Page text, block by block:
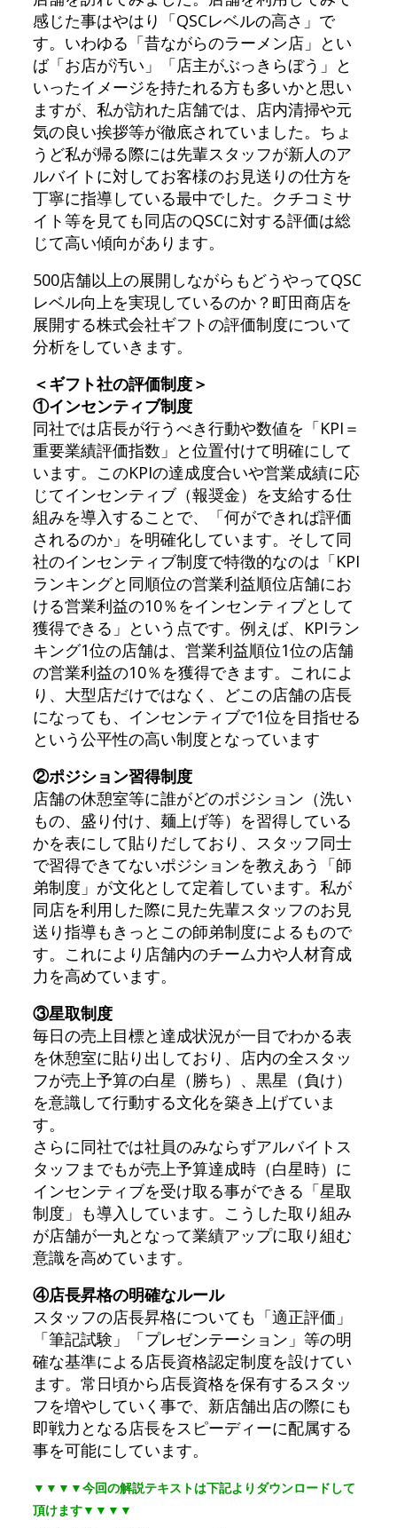
感じた事はやはり「QSCレベルの高さ」で
す。いわゆる「昔ながらのラーメン店」とい
ば「お店が汚い」「店主がぶっきらぼう」と
いったイメージを持たれる方も多いかと思い
ますが、私が訪れた店舗では、店内清掃や元
気の良い挨拶等が徹底されていました。ちょ
うど私が帰る際には先輩スタッフが新人のア
ルバイトに対してお客様のお見送りの仕方を
丁寧に指導している最中でした。クチコミサ
イト等を見ても同店のQSCに対する評価は総
じて高い傾向があります。
500店舗以上の展開しながらもどうやってQSC
レベル向上を実現しているのか？町田商店を
展開する株式会社ギフトの評価制度について
分析をしていきます。
＜ギフト社の評価制度＞
①インセンティブ制度
同社では店長が行うべき行動や数値を「KPI＝
重要業績評価指数」と位置付けて明確にして
います。このKPIの達成度合いや営業成績に応
じてインセンティブ（報奨金）を支給する仕
組みを導入することで、「何ができれば評価
されるのか」を明確化しています。そして同
社のインセンティブ制度で特徴的なのは「KPI
ランキングと同順位の営業利益順位店舗にお
ける営業利益の10％をインセンティブとして
獲得できる」という点です。例えば、KPIラン
キング1位の店舗は、営業利益順位1位の店舗
の営業利益の10％を獲得できます。これによ
り、大型店だけではなく、どこの店舗の店長
になっても、インセンティブで1位を目指せる
という公平性の高い制度となっています
②ポジション習得制度
店舗の休憩室等に誰がどのポジション（洗い
もの、盛り付け、麺上げ等）を習得している
かを表にして貼りだしており、スタッフ同士
で習得できてないポジションを教えあう「師
弟制度」が文化として定着しています。私が
同店を利用した際に見た先輩スタッフのお見
送り指導もきっとこの師弟制度によるもので
す。これにより店舗内のチーム力や人材育成
力を高めています。
③星取制度
毎日の売上目標と達成状況が一目でわかる表
を休憩室に貼り出しており、店内の全スタッ
フが売上予算の白星（勝ち）、黒星（負け）
を意識して行動する文化を築き上げていま
す。
さらに同社では社員のみならずアルバイトス
タッフまでもが売上予算達成時（白星時）に
インセンティブを受け取る事ができる「星取
制度」も導入しています。こうした取り組み
が店舗が一丸となって業績アップに取り組む
意識を高めています。
④店長昇格の明確なルール
スタッフの店長昇格についても「適正評価」
「筆記試験」「プレゼンテーション」等の明
確な基準による店長資格認定制度を設けてい
ます。常日頃から店長資格を保有するスタッ
フを増やしていく事で、新店舗出店の際にも
即戦力となる店長をスピーディーに配属する
事を可能にしています。
▼▼▼▼今回の解説テキストは下記よりダウンロードして
頂けます▼▼▼▼